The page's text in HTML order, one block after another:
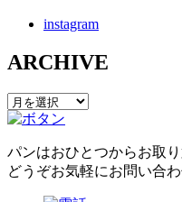
り
instagram
ARCHIVE
ARCHIVE
パンはおひとつからお取
どうぞお気軽にお問い合